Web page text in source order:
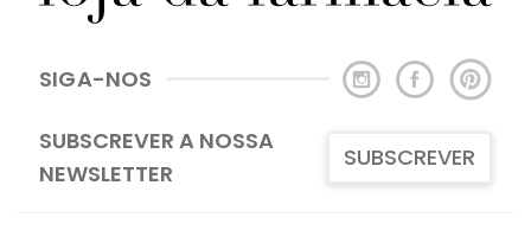
SIGA-NOS
SUBSCREVER A NOSSA
NEWSLETTER
SUBSCREVER